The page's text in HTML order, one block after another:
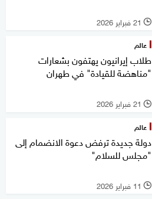
l 21 فبراير 2026
عالم
طلاب إيرانيون يهتفون بشعارات
"مناهضة للقيادة" في طهران
l 21 فبراير 2026
عالم
دولة جديدة ترفض دعوة الانضمام إلى
"مجلس للسلام"
l 11 فبراير 2026